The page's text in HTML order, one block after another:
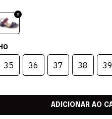
35 36 37 38 39